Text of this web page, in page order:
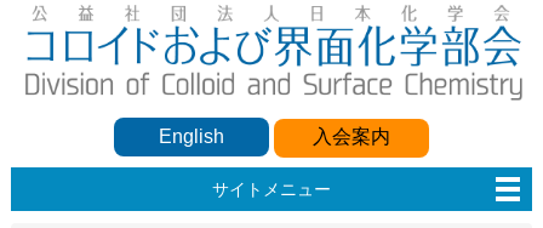
English 入会案内
サイトメニュー